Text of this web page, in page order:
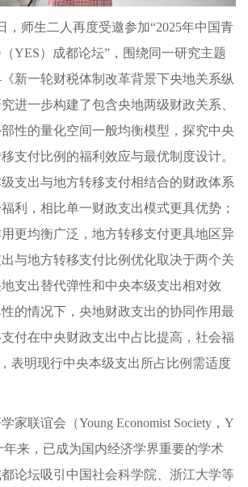
，师生二人再度受邀参加“2025年中国青
YES）成都论坛”，围绕同一研究主题
新一轮财税体制改革背景下央地关系纵
进一步构建了包含央地两级财政关系、
性的量化空间一般均衡模型，探究中央
支付比例的福利效应与最优制度设计。
支出与地方转移支付相结合的财政体系
利，相比单一财政支出模式更具优势；
更均衡广泛，地方转移支付更具地区异
与地方转移支付比例优化取决于两个关
支出替代弹性和中央本级支出相对效
的情况下，央地财政支出的协同作用最
付在中央财政支出中占比提高，社会福
表明现行中央本级支出所占比例需适度
家联谊会（Young Economist Society，Y
年来，已成为国内经济学界重要的学术
论坛吸引中国社会科学院、浙江大学等